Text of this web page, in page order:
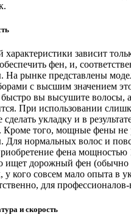
характеристики зависит
фен, и,
На рынке представлены
с высшим значением
вы высушите волосы,
При использовании
сделать укладку и в
Кроме того, мощные фены не
Для нормальных волос и
фена
ищет дорожный фен
у кого совсем мало опыта в
для
и скорость